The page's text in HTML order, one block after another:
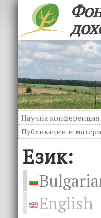
Научна конференция
Публикации и
Език:
English